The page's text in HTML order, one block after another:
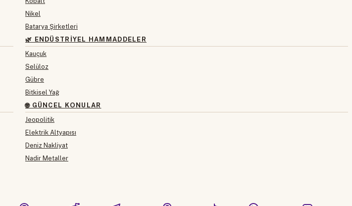
Nikel
Batarya Şirketleri
🌿 ENDÜSTRIYEL HAMMADDELER
Kauçuk
Selüloz
Gübre
Bitkisel Yağ
🌐 GÜNCEL KONULAR
Jeopolitik
Elektrik Altyapısı
Deniz Nakliyat
Nadir Metaller